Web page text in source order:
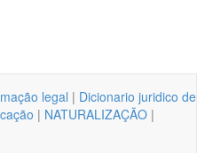
legal | Dicionario juridico de
| NATURALIZAÇÃO |